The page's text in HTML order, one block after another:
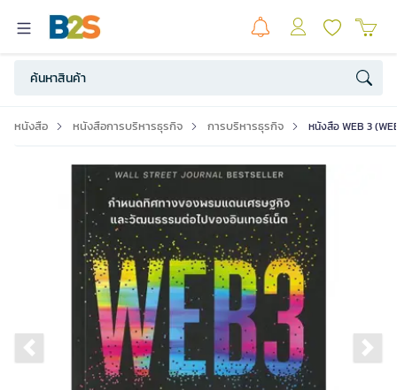
หนังสือ หนังสือการบริหารธุรกิจ การบริหารธุรกิจ หนังสือ WEB 3
Previous slide